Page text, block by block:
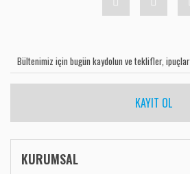
KAYIT OL
KURUMSAL